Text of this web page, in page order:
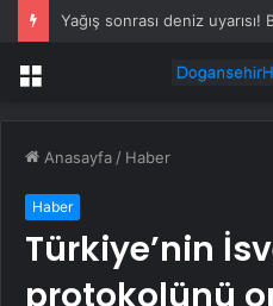
Menü
Anasayfa / Haber
Haber
Türkiye’nin
protokolünü